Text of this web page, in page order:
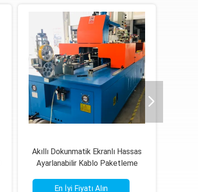
Akıllı Dokunmatik Ekranlı Hassas
Ayarlanabilir Kablo Paketleme
En İyi Fiyatı Alın